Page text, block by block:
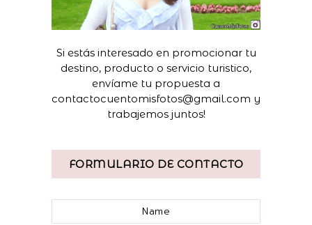
Si estás interesado en promocionar tu
destino, producto o servicio turistico,
envíame tu propuesta a
contactocuentomisfotos@gmail.com y
trabajemos juntos!
FORMULARIO DE CONTACTO